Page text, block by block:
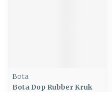
Bota
Bota Dop Rubber Kruk